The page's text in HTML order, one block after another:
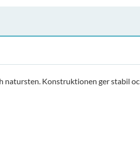
natursten. Konstruktionen ger stabil